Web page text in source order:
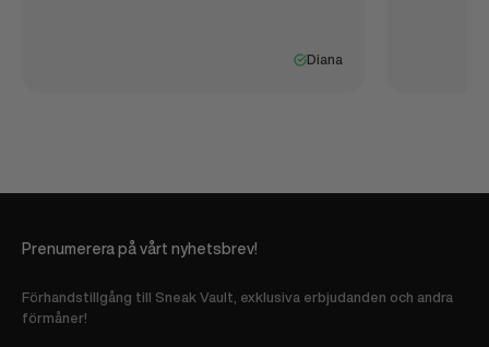
Diana
Prenumerera på vårt nyhetsbrev!
Förhandstillgång till Sneak Vault, exklusiva erbjudanden och andra
förmåner!